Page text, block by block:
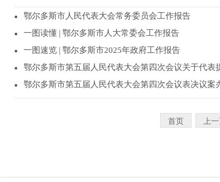
鄂尔多斯市人民代表大会常务委员会工作报告
一图读懂 | 鄂尔多斯市人大常委会工作报告
一图速览 | 鄂尔多斯市2025年政府工作报告
鄂尔多斯市第五届人民代表大会第四次会议关于代表
鄂尔多斯市第五届人民代表大会第四次会议表决议案
首页 上